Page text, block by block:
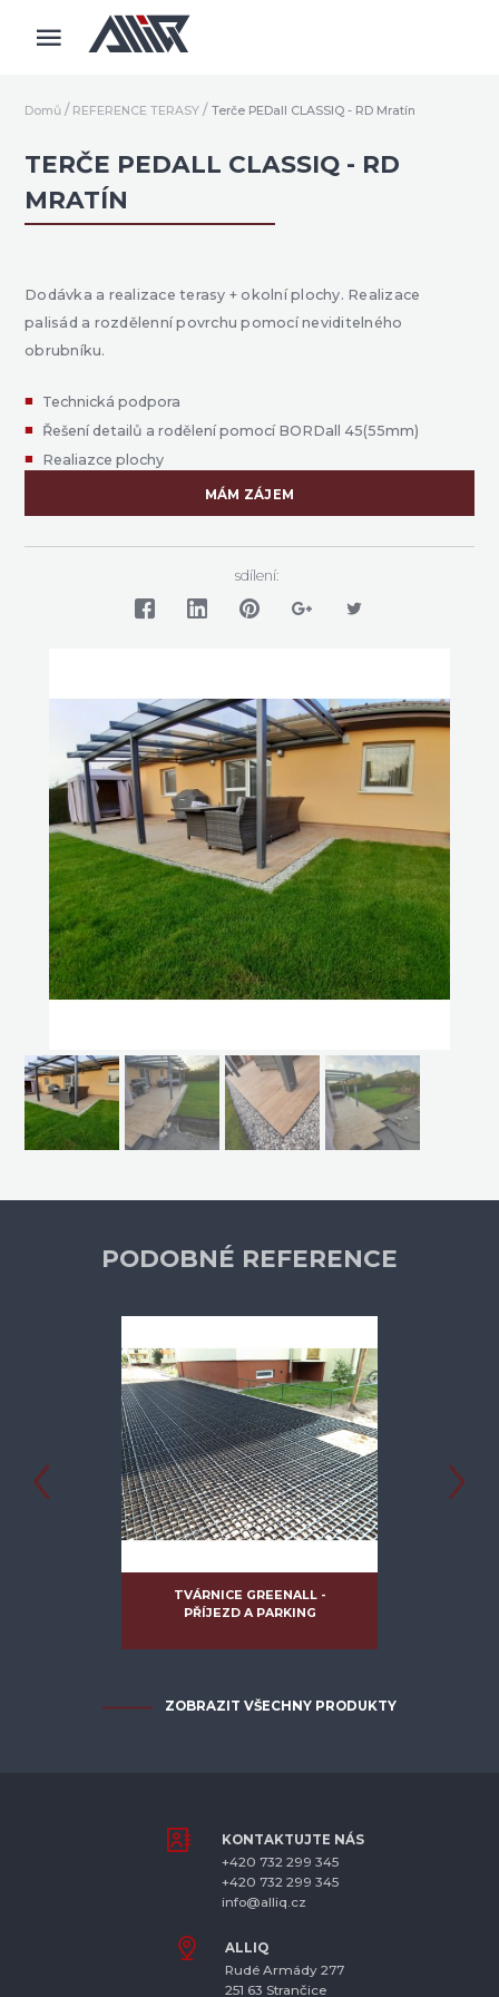
Domů REFERENCE TERASY Terče PEDall CLASSIQ - RD Mratín
TERČE PEDALL CLASSIQ - RD
MRATÍN
Dodávka a realizace terasy + okolní plochy. Realizace
palisád a rozdělenní povrchu pomocí neviditelného
obrubníku.
Technická podpora
Řešení detailů a rodělení pomocí BORDall 45(55mm)
Realiazce plochy
MÁM ZÁJEM
sdílení:
PODOBNÉ REFERENCE
TVÁRNICE GREENALL -
PŘÍJEZD A PARKING
ZOBRAZIT VŠECHNY PRODUKTY
KONTAKTUJTE NÁS
+420 732 299 345
+420 732 299 345
info@alliq.cz
ALLIQ
Rudé Armády 277
251 63 Strančice